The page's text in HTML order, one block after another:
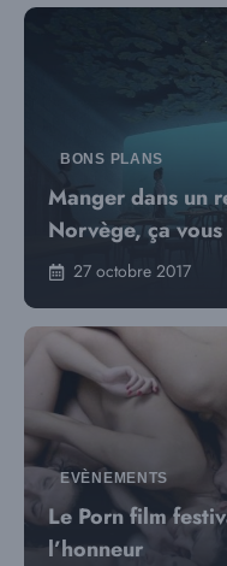
BONS PLANS
Manger dans un
Norvège, ça
27 octobre 2017
EVÈNEMENTS
Le Porn film
l’honneur